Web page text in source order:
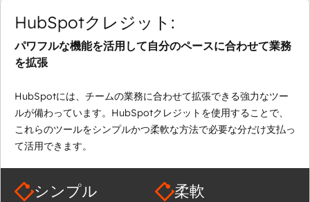
HubSpotクレジット:
パワフルな機能を活用して自分のペースに合わせて業務
を拡張
HubSpotには、チームの業務に合わせて拡張できる強力なツー
ルが備わっています。HubSpotクレジットを使用することで、
これらのツールをシンプルかつ柔軟な方法で必要な分だけ支払っ
て活用できます。
シンプル 柔軟